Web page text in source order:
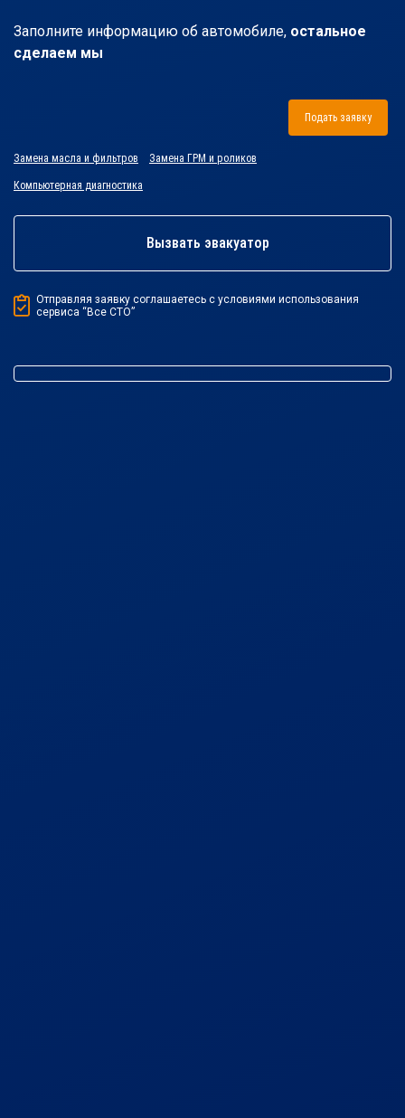
Заполните информацию об автомобиле, остальное
сделаем мы
Подать заявку
Замена масла и фильтров Замена ГРМ и роликов
Компьютерная диагностика
Вызвать эвакуатор
Отправляя заявку соглашаетесь с условиями использования
сервиса “Все СТО”